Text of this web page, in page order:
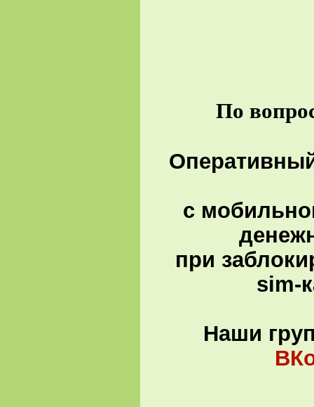
По
с
при
sim-
Наши